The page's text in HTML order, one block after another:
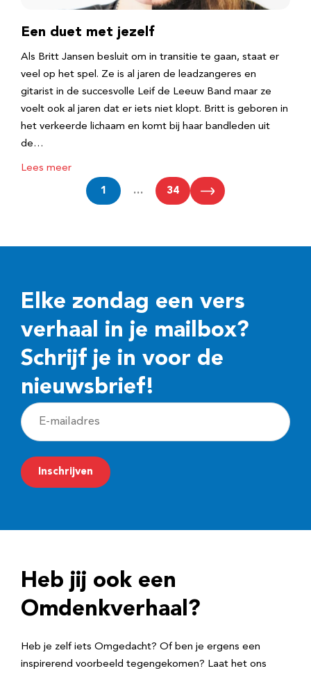
Een duet met jezelf
Als Britt Jansen besluit om in transitie te gaan, staat er
veel op het spel. Ze is al jaren de leadzangeres en
gitarist in de succesvolle Leif de Leeuw Band maar ze
voelt ook al jaren dat er iets niet klopt. Britt is geboren in
het verkeerde lichaam en komt bij haar bandleden uit
de…
Lees meer
1 … 34
Elke zondag een vers
verhaal in je mailbox?
Schrijf je in voor de
nieuwsbrief!
E
-
m
a
r
e
Inschrijven
Heb jij ook een
Omdenkverhaal?
Heb je zelf iets Omgedacht? Of ben je ergens een
inspirerend voorbeeld tegengekomen? Laat het ons